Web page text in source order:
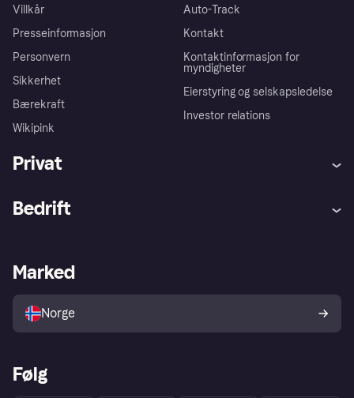
Villkår
Presseinformasjon
Personvern
Sikkerhet
Bærekraft
Wikipink
Auto-Track
Kontakt
Kontaktinformasjon for
myndigheter
Eierstyring og selskapsledelse
Investor relations
Privat
Utforsk butikker
Bedrift
Merchant portal
Marked
Norge
Følg